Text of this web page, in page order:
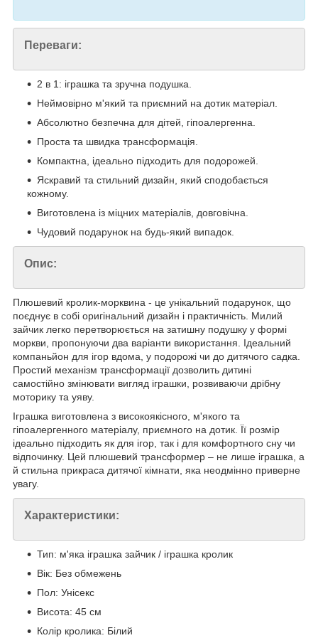
Переваги:
2 в 1: іграшка та зручна подушка.
Неймовірно м'який та приємний на дотик матеріал.
Абсолютно безпечна для дітей, гіпоалергенна.
Проста та швидка трансформація.
Компактна, ідеально підходить для подорожей.
Яскравий та стильний дизайн, який сподобається
кожному.
Виготовлена із міцних матеріалів, довговічна.
Чудовий подарунок на будь-який випадок.
Опис:
Плюшевий кролик-морквина - це унікальний подарунок, що
поєднує в собі оригінальний дизайн і практичність. Милий
зайчик легко перетворюється на затишну подушку у формі
моркви, пропонуючи два варіанти використання. Ідеальний
компаньйон для ігор вдома, у подорожі чи до дитячого садка.
Простий механізм трансформації дозволить дитині
самостійно змінювати вигляд іграшки, розвиваючи дрібну
моторику та уяву.
Іграшка виготовлена з високоякісного, м'якого та
гіпоалергенного матеріалу, приємного на дотик. Її розмір
ідеально підходить як для ігор, так і для комфортного сну чи
відпочинку. Цей плюшевий трансформер – не лише іграшка, а
й стильна прикраса дитячої кімнати, яка неодмінно приверне
увагу.
Характеристики:
Тип: м'яка іграшка зайчик / іграшка кролик
Вік: Без обмежень
Пол: Унісекс
Висота: 45 см
Колір кролика: Білий